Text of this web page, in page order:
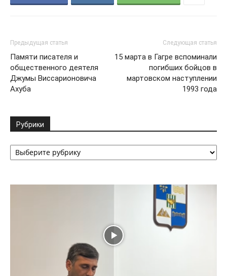
Предыдущая статья
Памяти писателя и
общественного деятеля
Джумы Виссарионовича
Ахуба
Следующая статья
15 марта в Гагре вспоминали
погибших бойцов в
мартовском наступлении
1993 года
Рубрики
Рубрики